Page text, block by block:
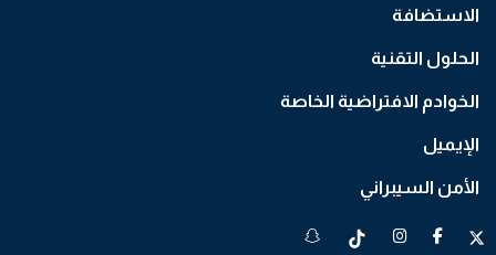
الاستضافة
الحلول التقنية
الخوادم الافتراضية الخاصة
الإيميل
الأمن السيبراني